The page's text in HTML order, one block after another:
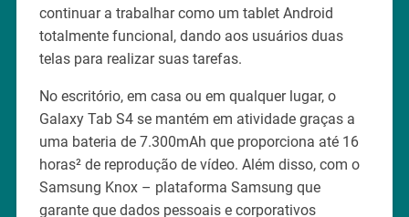
continuar a trabalhar como um tablet Android
totalmente funcional, dando aos usuários duas
telas para realizar suas tarefas.
No escritório, em casa ou em qualquer lugar, o
Galaxy Tab S4 se mantém em atividade graças a
uma bateria de 7.300mAh que proporciona até 16
horas² de reprodução de vídeo. Além disso, com o
Samsung Knox – plataforma Samsung que
garante que dados pessoais e corporativos